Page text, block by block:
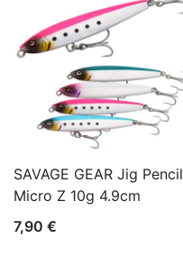
SAVAGE GEAR Jig Pencil
Micro Z 10g 4.9cm
7,90 €